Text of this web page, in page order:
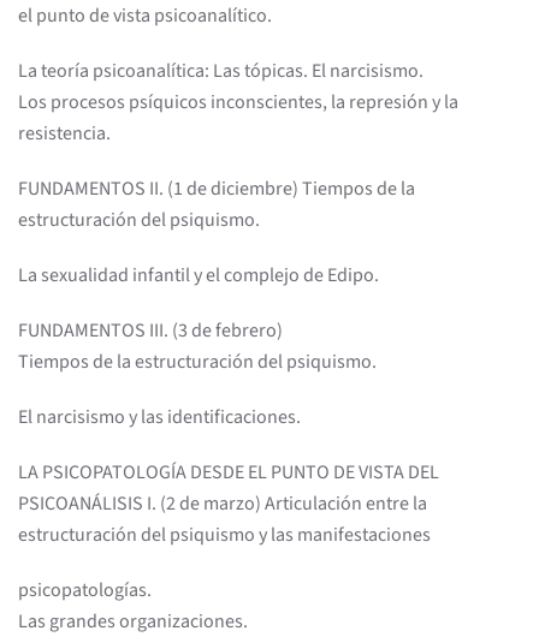
el punto de vista psicoanalítico.
La teoría psicoanalítica: Las tópicas. El narcisismo.
Los procesos psíquicos inconscientes, la represión y la
resistencia.
FUNDAMENTOS II. (1 de diciembre) Tiempos de la
estructuración del psiquismo.
La sexualidad infantil y el complejo de Edipo.
FUNDAMENTOS III. (3 de febrero)
Tiempos de la estructuración del psiquismo.
El narcisismo y las identificaciones.
LA PSICOPATOLOGÍA DESDE EL PUNTO DE VISTA DEL
PSICOANÁLISIS I. (2 de marzo) Articulación entre la
estructuración del psiquismo y las manifestaciones
psicopatologías.
Las grandes organizaciones.